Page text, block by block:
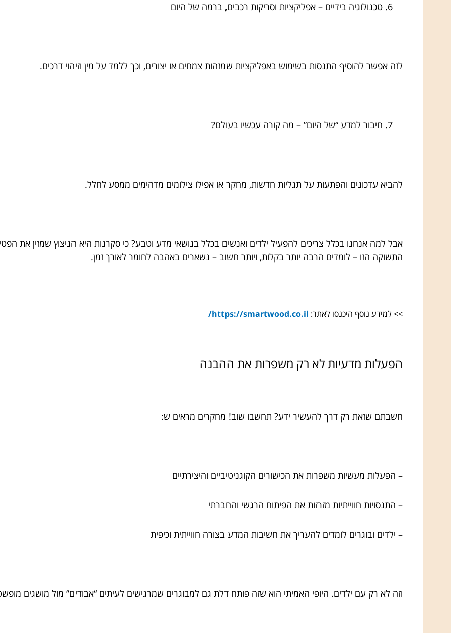
טכנולוגיה בידיים – אפליקציות וסריקות רכבים, ברמה של היום
לזה אפשר להוסיף התנסות בשימוש באפליקציות שמזהות צמחים או יצורים, וכך ללמד על מין וזיהוי דרכים.
חיבור למדע “של היום” – מה קורה עכשיו בעולם?
להביא עדכונים והפתעות על תגליות חדשות, מחקר או אפילו צילומים מדהימים ממסע לחלל.
אבל למה אנחנו בכלל צריכים להפעיל ילדים ואנשים בכלל בנושאי מדע וטבע? כי סקרנות היא הניצוץ שמזין את
התשוקה הזו – לומדים הרבה יותר בקלות, ויותר חשוב – נשארים באהבה לחומר לאורך זמן.
>> למידע נוסף היכנסו לאתר: https://smartwood.co.il/
הפעלות מדעיות לא רק משפרות את ההבנה
חשבתם שזאת רק דרך להעשיר ידע? תחשבו שוב! מחקרים מראים ש:
– הפעלות מעשיות משפרות את הכישורים הקוגניטיביים והיצירתיים
– התנסויות חווייתיות מזרזות את הפיתוח הרגשי והחברתי
– ילדים ובוגרים לומדים להעריך את חשיבות המדע בצורה חווייתית וכיפית
וזה לא רק עם ילדים. היופי האמיתי הוא שזה פותח דלת גם למבוגרים שמרגישים לעיתים “אבודים” מול מושגים